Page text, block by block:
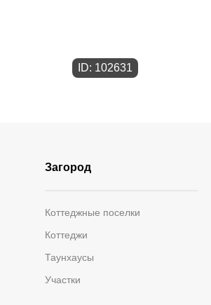
ID: 102631
Загород
Коттеджные поселки
Коттеджи
Таунхаусы
Участки